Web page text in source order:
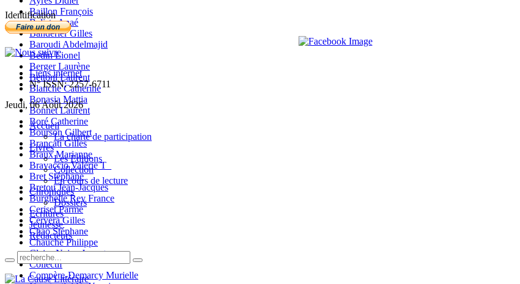
Baillon François
Balista Anaé
Banderier Gilles
Baroudi Abdelmajid
Bedin Lionel
Berger Laurène
Bettoni Laurent
Blanche Catherine
Bonasia Mattia
Bonnet Laurent
Boré Catherine
Bourson Gilbert
Brancati Gilles
Braux Marianne
Bravaccio Valérie T_
Bret Stéphane
Bretou Jean-Jacques
Burghelle Rey France
Ceriset Parme
Cervera Gilles
Chao Stéphane
Chauché Philippe
Claire-Neige Jaunet
Collectif
Compère-Demarcy Murielle
Identification
Liens internet
N° ISSN: 2257-6711
Jeudi, 06 Août 2026
Accueil
La charte de participation
Livres
Les Editions
Collection
En cours de lecture
Chroniques
Dossiers
Ecritures
Jeunesse
Rédacteurs